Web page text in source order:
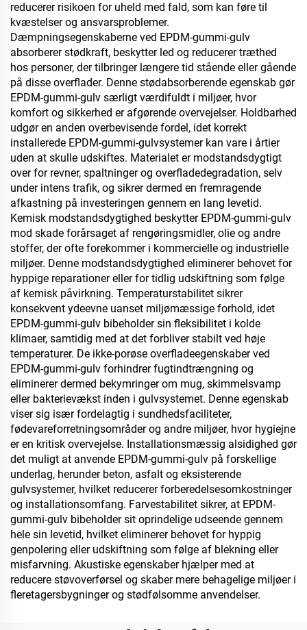
reducerer risikoen for uheld med fald, som kan føre til
kvæstelser og ansvarsproblemer.
Dæmpningsegenskaberne ved EPDM-gummi-gulv
absorberer stødkraft, beskytter led og reducerer træthed
hos personer, der tilbringer længere tid stående eller gående
på disse overflader. Denne stødabsorberende egenskab gør
EPDM-gummi-gulv særligt værdifuldt i miljøer, hvor
komfort og sikkerhed er afgørende overvejelser. Holdbarhed
udgør en anden overbevisende fordel, idet korrekt
installerede EPDM-gummi-gulvsystemer kan vare i årtier
uden at skulle udskiftes. Materialet er modstandsdygtigt
over for revner, spaltninger og overfladedegradation, selv
under intens trafik, og sikrer dermed en fremragende
afkastning på investeringen gennem en lang levetid.
Kemisk modstandsdygtighed beskytter EPDM-gummi-gulv
mod skade forårsaget af rengøringsmidler, olie og andre
stoffer, der ofte forekommer i kommercielle og industrielle
miljøer. Denne modstandsdygtighed eliminerer behovet for
hyppige reparationer eller for tidlig udskiftning som følge
af kemisk påvirkning. Temperaturstabilitet sikrer
konsekvent ydeevne uanset miljømæssige forhold, idet
EPDM-gummi-gulv bibeholder sin fleksibilitet i kolde
klimaer, samtidig med at det forbliver stabilt ved høje
temperaturer. De ikke-porøse overfladeegenskaber ved
EPDM-gummi-gulv forhindrer fugtindtrængning og
eliminerer dermed bekymringer om mug, skimmelsvamp
eller bakterievækst inden i gulvsystemet. Denne egenskab
viser sig især fordelagtig i sundhedsfaciliteter,
fødevareforretningsområder og andre miljøer, hvor hygiejne
er en kritisk overvejelse. Installationsmæssig alsidighed gør
det muligt at anvende EPDM-gummi-gulv på forskellige
underlag, herunder beton, asfalt og eksisterende
gulvsystemer, hvilket reducerer forberedelsesomkostninger
og installationsomfang. Farvestabilitet sikrer, at EPDM-
gummi-gulv bibeholder sit oprindelige udseende gennem
hele sin levetid, hvilket eliminerer behovet for hyppig
genpolering eller udskiftning som følge af blekning eller
misfarvning. Akustiske egenskaber hjælper med at
reducere støvoverførsel og skaber mere behagelige miljøer i
fleretagersbygninger og stødfølsomme anvendelser.